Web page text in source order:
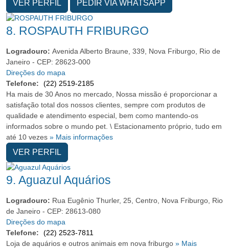
VER PERFIL PEDIR VIA WHATSAPP
8. ROSPAUTH FRIBURGO
Logradouro: Avenida Alberto Braune, 339, Nova Friburgo, Rio de
Janeiro - CEP: 28623-000
Direções do mapa
Telefone:
(22) 2519-2185
Ha mais de 30 Anos no mercado, Nossa missão é proporcionar a
satisfação total dos nossos clientes, sempre com produtos de
qualidade e atendimento especial, bem como mantendo-os
informados sobre o mundo pet. \ Estacionamento próprio, tudo em
até 10 vezes » Mais informações
VER PERFIL
9. Aguazul Aquários
Logradouro: Rua Eugênio Thurler, 25, Centro, Nova Friburgo, Rio
de Janeiro - CEP: 28613-080
Direções do mapa
Telefone:
(22) 2523-7811
Loja de aquários e outros animais em nova friburgo » Mais